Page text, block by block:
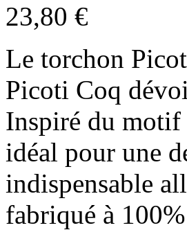
23,80 €
Le torchon
Picoti Coq
Inspiré du motif
idéal pour une
indispensable
fabriqué à